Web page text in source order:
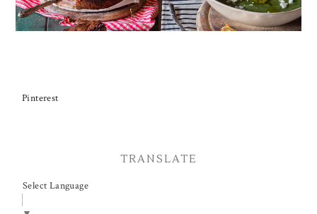
Pinterest
TRANSLATE
Select Language